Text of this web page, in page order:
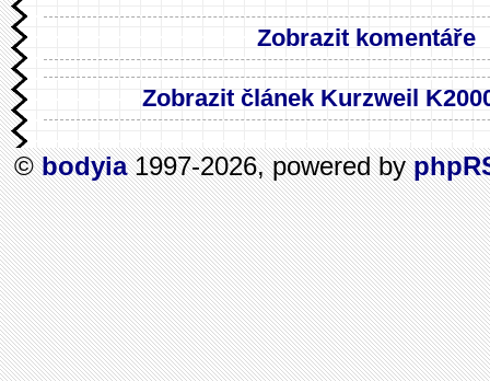
Zobrazit komentáře
Zobrazit článek Kurzweil
©bodyia1997-2026, powered by